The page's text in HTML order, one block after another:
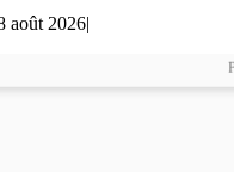
août 2026|